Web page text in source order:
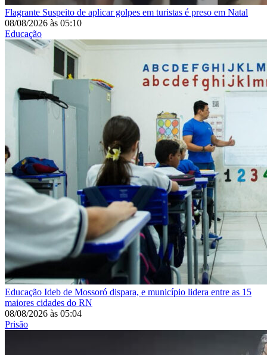
Flagrante Suspeito de aplicar golpes em turistas é preso em Natal
08/08/2026 às 05:10
Educação
Educação Ideb de Mossoró dispara, e município lidera entre as 15
maiores cidades do RN
08/08/2026 às 05:04
Prisão